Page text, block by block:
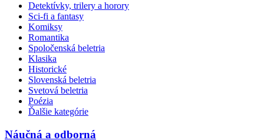
Detektívky, trilery a horory
Sci-fi a fantasy
Komiksy
Romantika
Spoločenská beletria
Klasika
Historické
Slovenská beletria
Svetová beletria
Poézia
Ďalšie kategórie
Náučná a odborná